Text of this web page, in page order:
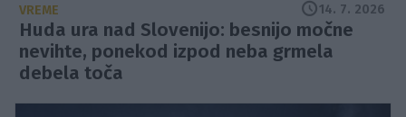
VREME 14. 7. 2026
Huda ura nad Slovenijo: besnijo močne
nevihte, ponekod izpod neba grmela
debela toča